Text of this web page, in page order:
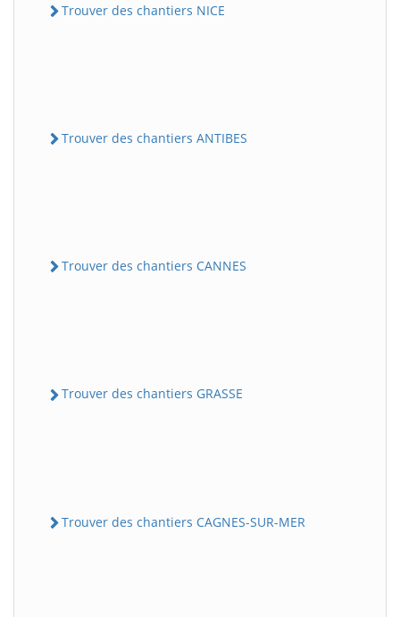
Trouver des chantiers NICE
Trouver des chantiers ANTIBES
Trouver des chantiers CANNES
Trouver des chantiers GRASSE
Trouver des chantiers CAGNES-SUR-MER